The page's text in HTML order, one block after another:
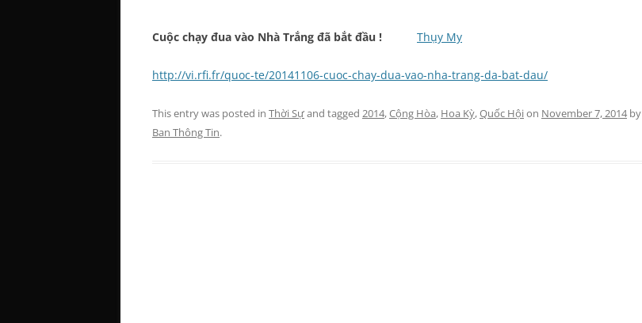
Cuộc chạy đua vào Nhà Trắng đã bắt đầu ! Thụy My
http://vi.rfi.fr/quoc-te/20141106-cuoc-chay-dua-vao-nha-trang-da-bat-dau/
This entry was posted in Thời Sựand tagged 2014,Cộng Hòa, Hoa Kỳ,Quốc Hộion November 7, 2014by
Ban Thông Tin.